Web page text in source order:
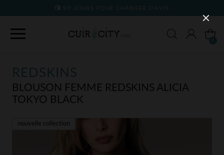
90 JOURS POUR CHANGER D'AVIS
REDSKINS
BLOUSON FEMME REDSKINS ALICIA
TOKYO BLACK
nouvelle collection